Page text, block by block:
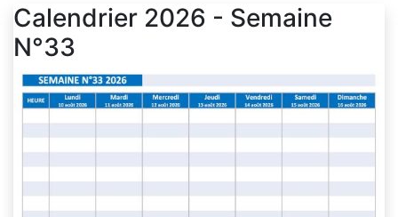
Calendrier 2026 - Semaine
N°33